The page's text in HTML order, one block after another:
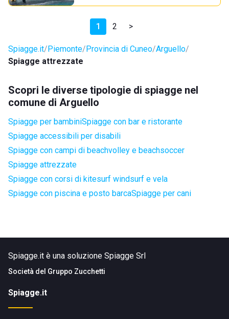
1 2 >
Spiagge.it Piemonte Provincia di Cuneo Arguello
Spiagge attrezzate
Scopri le diverse tipologie di spiagge nel
comune di Arguello
Spiagge per bambiniSpiagge con bar e ristorante
Spiagge accessibili per disabili
Spiagge con campi di beachvolley e beachsoccer
Spiagge attrezzate
Spiagge con corsi di kitesurf windsurf e vela
Spiagge con piscina e posto barcaSpiagge per cani
Spiagge.it è una soluzione Spiagge Srl
Società del Gruppo Zucchetti
Spiagge.it